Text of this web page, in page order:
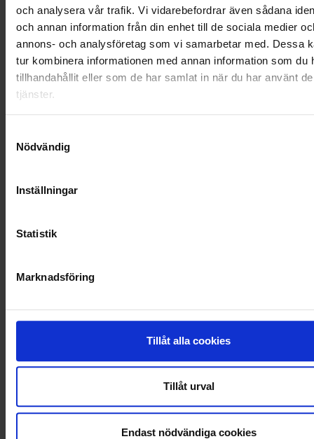
och analysera vår trafik. Vi vidarebefordrar även sådana
och annan information från din enhet till de sociala medier
annons- och analysföretag som vi samarbetar med. Dessa
tur kombinera informationen med annan information som du
tillhandahållit eller som de har samlat in när du har använt
tjänster.
Nödvändig
Inställningar
Statistik
Marknadsföring
Tillåt alla cookies
Tillåt urval
Endast nödvändiga cookies
OHLSSONS REGION MITT
OHLSSONS REGION SYD
OHLSSONS REGION VÄST
VELLINGE